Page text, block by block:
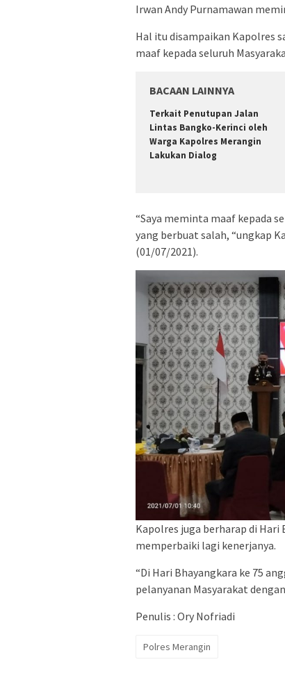
Irwan Andy Purnamawan
Hal itu disampaikan Kapolres
maaf kepada seluruh
BACAAN LAINNYA
Terkait Penutupan Jalan
Lintas Bangko-Kerinci oleh
Warga Kapolres Merangin
Lakukan Dialog
“Saya meminta maaf kepada
yang berbuat salah, “ungkap
(01/07/2021).
Kapolres juga berharap di Hari
memperbaiki lagi kenerjanya.
“Di Hari Bhayangkara ke 75
pelanyanan Masyarakat
Penulis : Ory Nofriadi
Polres Merangin